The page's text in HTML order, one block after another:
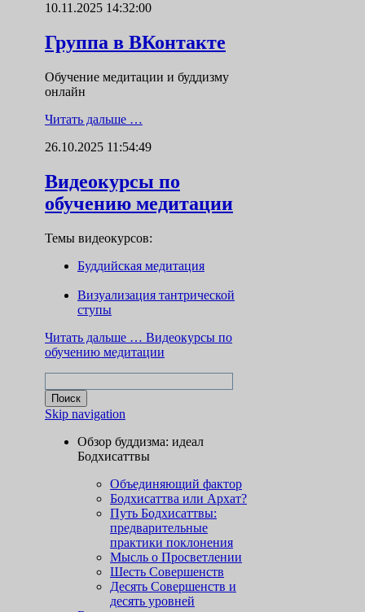
10.11.2025 14:32:00
Группа в ВКонтакте
Обучение медитации и буддизму
онлайн
Читать дальше …
26.10.2025 11:54:49
Видеокурсы по
обучению медитации
Темы видеокурсов:
Буддийская медитация
Визуализация тантрической
ступы
Читать дальше … Видеокурсы по
обучению медитации
Skip navigation
Обзор буддизма: идеал
Бодхисаттвы
Объединяющий фактор
Бодхисаттва или Архат?
Путь Бодхисаттвы:
предварительные
практики поклонения
Мысль о Просветлении
Шесть Совершенств
Десять Совершенств и
десять уровней